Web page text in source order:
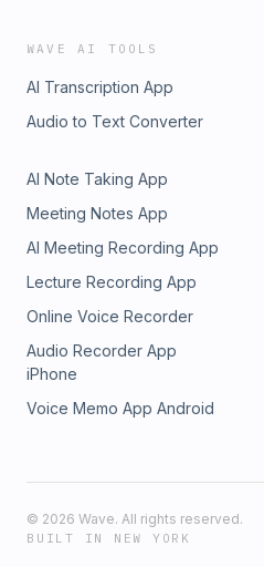
WAVE AI TOOLS
AI Transcription App
Audio to Text Converter
AI Note Taking App
Meeting Notes App
AI Meeting Recording App
Lecture Recording App
Online Voice Recorder
Audio Recorder App
iPhone
Voice Memo App Android
© 2026 Wave. All rights reserved.
BUILT IN NEW YORK